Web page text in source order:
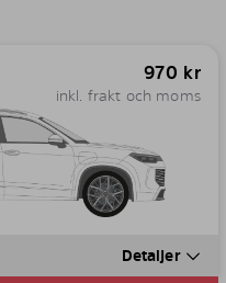
970 kr
inkl. frakt och moms
Detaljer